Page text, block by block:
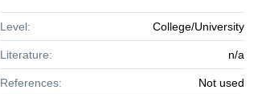
Level: College/University
Literature: n/a
References: Not used